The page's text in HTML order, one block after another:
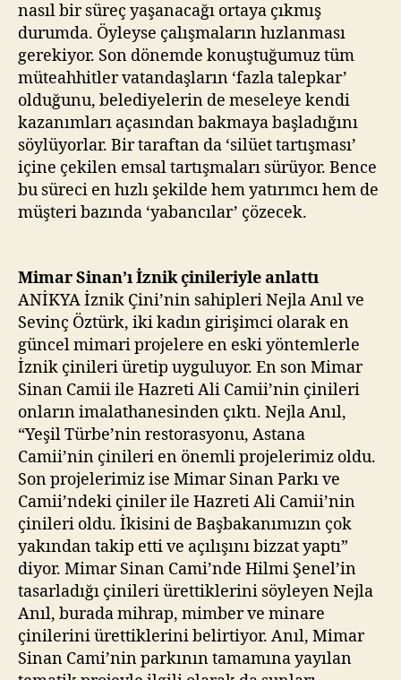
nasıl bir süreç yaşanacağı ortaya çıkmış
durumda. Öyleyse çalışmaların hızlanması
gerekiyor. Son dönemde konuştuğumuz tüm
müteahhitler vatandaşların ‘fazla talepkar’
olduğunu, belediyelerin de meseleye kendi
kazanımları açasından bakmaya başladığını
söylüyorlar. Bir taraftan da ‘silüet tartışması’
içine çekilen emsal tartışmaları sürüyor. Bence
bu süreci en hızlı şekilde hem yatırımcı hem de
müşteri bazında ‘yabancılar’ çözecek.
Mimar Sinan’ı İznik çinileriyle anlattı
ANİKYA İznik Çini’nin sahipleri Nejla Anıl ve
Sevinç Öztürk, iki kadın girişimci olarak en
güncel mimari projelere en eski yöntemlerle
İznik çinileri üretip uyguluyor. En son Mimar
Sinan Camii ile Hazreti Ali Camii’nin çinileri
onların imalathanesinden çıktı. Nejla Anıl,
“Yeşil Türbe’nin restorasyonu, Astana
Camii’nin çinileri en önemli projelerimiz oldu.
Son projelerimiz ise Mimar Sinan Parkı ve
Camii’ndeki çiniler ile Hazreti Ali Camii’nin
çinileri oldu. İkisini de Başbakanımızın çok
yakından takip etti ve açılışını bizzat yaptı”
diyor. Mimar Sinan Cami’nde Hilmi Şenel’in
tasarladığı çinileri ürettiklerini söyleyen Nejla
Anıl, burada mihrap, mimber ve minare
çinilerini ürettiklerini belirtiyor. Anıl, Mimar
Sinan Cami’nin parkının tamamına yayılan